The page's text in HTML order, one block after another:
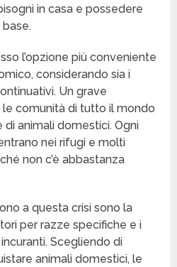
in casa e possedere
l’opzione più conveniente
considerando sia i
Un grave
comunità di tutto il mondo
animali domestici. Ogni
nei rifugi e molti
non c’è abbastanza
a questa crisi sono la
per razze specifiche e i
Scegliendo di
animali domestici, le